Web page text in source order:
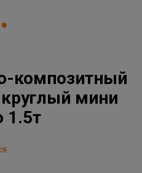
композитный
мини
1.5т